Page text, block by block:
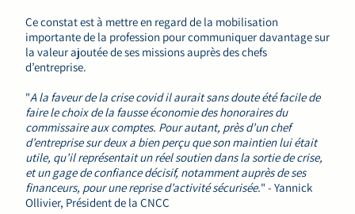
Ce constat est à mettre en regard de la mobilisation
importante de la profession pour communiquer davantage sur
la valeur ajoutée de ses missions auprès des chefs
d’entreprise.
"A la faveur de la crise covid il aurait sans doute été facile de
faire le choix de la fausse économie des honoraires du
commissaire aux comptes. Pour autant, près d’un chef
d’entreprise sur deux a bien perçu que son maintien lui était
utile, qu’il représentait un réel soutien dans la sortie de crise,
et un gage de confiance décisif, notamment auprès de ses
financeurs, pour une reprise d’activité sécurisée." - Yannick
Ollivier, Président de la CNCC